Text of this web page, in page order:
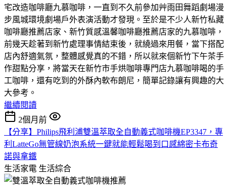
宅改造咖啡廳九慕咖啡，一直到不久前參加艸雨田舞蹈劇場漫
步風城環境劇場戶外表演活動才發現。至於是不少人新竹私藏
咖啡廳推薦店家、新竹質感溫馨咖啡廳推薦店家的九慕咖啡，
前幾天趁著到新竹處理事情結束後，就繞過來用餐，當下搭配
店內舒適氣氛，整體感覺真的不錯，所以就來個新竹下午茶手
作甜點分享，將當天在新竹市手烘咖啡專門店九慕咖啡喝的手
工咖啡，還有吃到的外酥內軟布朗尼，簡單記錄讓有興趣的大
大參考。
繼續閱讀
2個月前
【分享】Philips飛利浦雙溫萃取全自動義式咖啡機EP3347，專
利LatteGo無管線奶泡系統一鍵就能輕鬆喝到口感綿密卡布奇
諾與拿鐵
生活家電 生活綜合